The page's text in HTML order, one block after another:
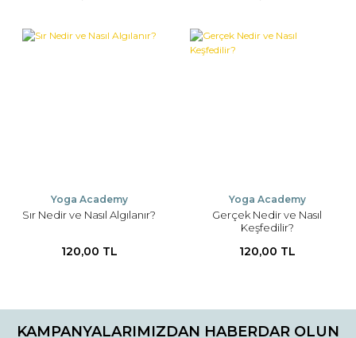
Yoga Academy
Sır Nedir ve Nasıl Algılanır?
120,00 TL
Yoga Academy
Gerçek Nedir ve Nasıl
Keşfedilir?
120,00 TL
KAMPANYALARIMIZDAN HABERDAR OLUN